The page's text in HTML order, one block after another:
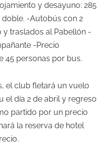
y desayuno: 285
-Autobús con 2
traslados al Pabellón -
-Precio
45 personas por bus.
el club fletará un vuelo
el día 2 de abril y regreso
partido por un precio
la reserva de hotel